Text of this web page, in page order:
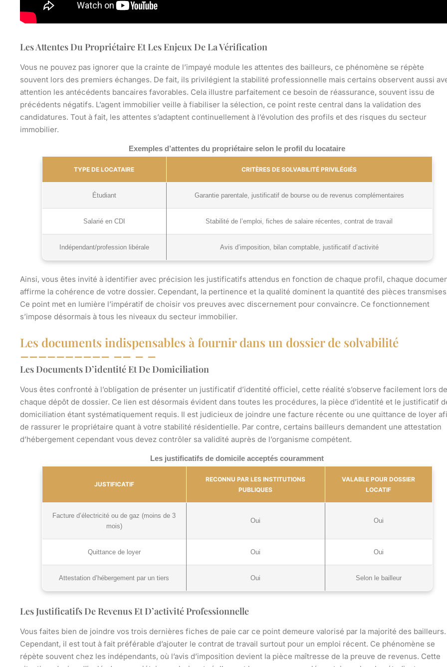
Les Attentes Du Propriétaire Et Les Enjeux De La Vérification
Vous ne pouvez pas ignorer que la crainte de l’impayé module les attentes des bailleurs, ce phénomène se répète
souvent lors des premiers échanges. De fait, ils privilégient la stabilité professionnelle mais certains observent aussi
attention les antécédents bancaires favorables. Cela illustre parfaitement ce besoin de réassurance, souvent issu de
précédents négatifs. L’agent immobilier veille à fiabiliser la sélection, ce point reste central dans la validation des
candidatures. Tout à fait, les attentes s’adaptent continuellement à l’évolution des profils et des risques du secteur
immobilier.
Exemples d’attentes du propriétaire selon le profil du locataire
TYPE DE LOCATAIRE CRITÈRES DE SOLVABILITÉ PRIVILÉGIÉS
Étudiant Garantie parentale, justificatif de bourse ou de revenus complémentaires
Salarié en CDI Stabilité de l’emploi, fiches de salaire récentes, contrat de travail
Indépendant/profession libérale Avis d’imposition, bilan comptable, justificatif d’activité
Ainsi, vous êtes invité à identifier avec précision les justificatifs attendus en fonction de chaque profil, chaque
affirme la cohérence de votre dossier. Cependant, la pertinence et la qualité dominent la quantité des pièces
Ce point met en lumière l’impératif de choisir vos preuves avec discernement pour convaincre. Ce fonctionnement
s’impose désormais à tous les niveaux du secteur immobilier.
Les documents indispensables à fournir dans un dossier de solvabilité
Les Documents D’identité Et De Domiciliation
Vous êtes confronté à l’obligation de présenter un justificatif d’identité officiel, cette réalité s’observe facilement lors de
chaque dépôt de dossier. Ce lien est désormais évident dans toutes les procédures, la pièce d’identité et le justificatif
domiciliation étant systématiquement requis. Il est judicieux de joindre une facture récente ou une quittance de loyer
de rassurer le propriétaire quant à votre stabilité résidentielle. Par contre, certains bailleurs demandent une attestation
d’hébergement cependant vous devez contrôler sa validité auprès de l’organisme compétent.
Les justificatifs de domicile acceptés couramment
JUSTIFICATIF
RECONNU PAR LES INSTITUTIONS
PUBLIQUES
VALABLE POUR DOSSIER
LOCATIF
Facture d’électricité ou de gaz (moins de 3
mois)
Oui Oui
Quittance de loyer Oui Oui
Attestation d’hébergement par un tiers Oui Selon le bailleur
Les Justificatifs De Revenus Et D’activité Professionnelle
Vous faites bien de joindre vos trois dernières fiches de paie car ce point demeure valorisé par la majorité des bailleurs.
Cependant, il est tout à fait préférable d’ajouter le contrat de travail surtout pour un emploi récent. Ce phénomène se
répète souvent chez les indépendants, où l’avis d’imposition devient la pièce maîtresse de la preuve de revenus. Cette